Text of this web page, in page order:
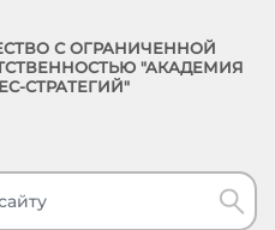
С ОГРАНИЧЕННОЙ
"АКАДЕМИЯ
СТРАТЕГИЙ"